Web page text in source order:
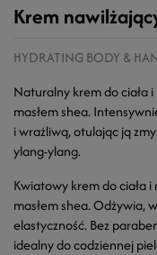
Krem
HYDRATING BODY &
Naturalny krem do ciała
masłem shea.
i wrażliwą, otulając ją
ylang-ylang.
Kwiatowy krem do ciała
masłem shea. Odżywia,
elastyczność. Bez
idealny do codziennej